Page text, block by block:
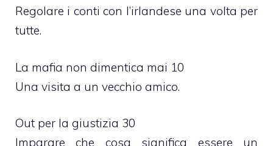
Regolare i conti con l’irlandese una volta per
tutte.
La mafia non dimentica mai 10
Una visita a un vecchio amico.
Out per la giustizia 30
Imparare che cosa significa essere un